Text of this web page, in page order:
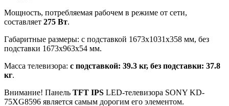
Мощность, потребляемая рабочем в режиме от сети,
составляет 275 Вт.
Габаритные размеры: с подставкой 1673x1031x358 мм, без
подставки 1673x963x54 мм.
Масса телевизора: с подставкой: 39.3 кг, без подставки: 37.8
кг.
Внимание! Панель TFT IPS LED-телевизора SONY KD-
75XG8596 является самым дорогим его элементом.